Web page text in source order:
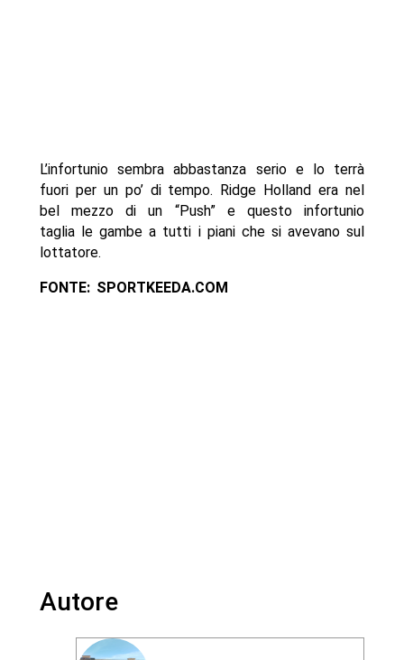
L’infortunio sembra abbastanza serio e lo terrà
fuori per un po’ di tempo. Ridge Holland era nel
bel mezzo di un “Push” e questo infortunio
taglia le gambe a tutti i piani che si avevano sul
lottatore.
FONTE: SPORTKEEDA.COM
Autore